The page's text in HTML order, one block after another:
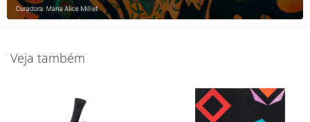
Veja também